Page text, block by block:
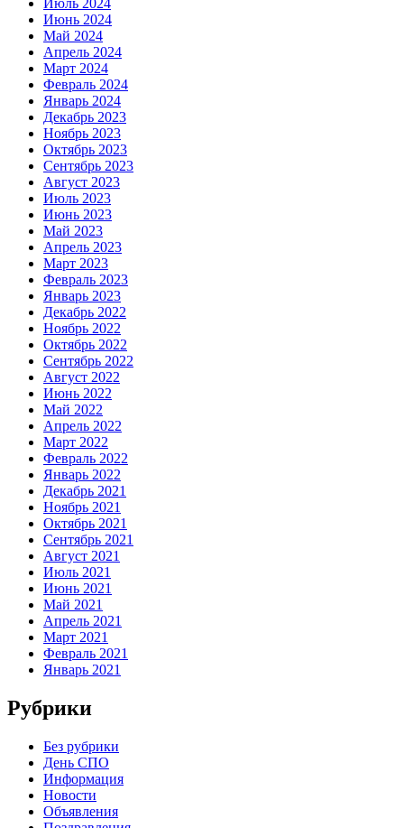
Июль 2024
Июнь 2024
Май 2024
Апрель 2024
Март 2024
Февраль 2024
Январь 2024
Декабрь 2023
Ноябрь 2023
Октябрь 2023
Сентябрь 2023
Август 2023
Июль 2023
Июнь 2023
Май 2023
Апрель 2023
Март 2023
Февраль 2023
Январь 2023
Декабрь 2022
Ноябрь 2022
Октябрь 2022
Сентябрь 2022
Август 2022
Июнь 2022
Май 2022
Апрель 2022
Март 2022
Февраль 2022
Январь 2022
Декабрь 2021
Ноябрь 2021
Октябрь 2021
Сентябрь 2021
Август 2021
Июль 2021
Июнь 2021
Май 2021
Апрель 2021
Март 2021
Февраль 2021
Январь 2021
Рубрики
Без рубрики
День СПО
Информация
Новости
Объявления